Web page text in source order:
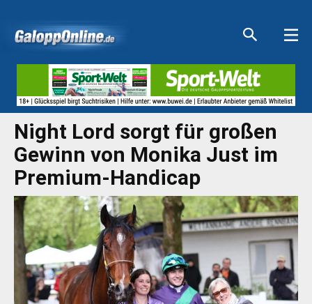
Night Lord sorgt für großen
Gewinn von Monika Just im
Premium-Handicap